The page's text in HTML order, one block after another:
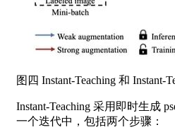
图四 Instant-Teaching 和 Instant-
Instant-Teaching 采用即时生成
一个迭代中，包括两个步骤：